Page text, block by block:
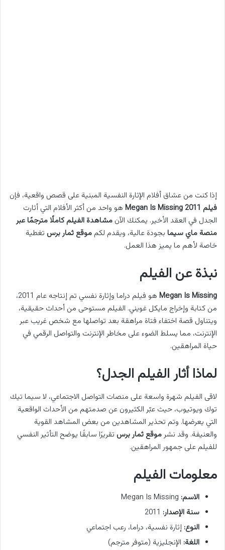
إذا كنت من عشاق أفلام الإثارة النفسية المبنية على قصص واقعية، فإن
فيلم Megan Is Missing 2011
هو واحد من أكثر الأفلام التي أثارت
الجدل في العقد الأخير. يمكنك الآن مشاهدة الفيلم كاملًا مترجمًا عبر
منصة ماي سيما بجودة عالية، ويقدم لكم موقع ثمار برس تغطية
خاصة لأهم ما يميز هذا العمل.
نبذة عن الفيلم
Megan Is Missing
هو فيلم دراما وإثارة نفسي تم إنتاجه عام 2011،
من كتابة وإخراج مايكل غويني. الفيلم مستوحى من أحداث حقيقية،
ويتناول قصة اختفاء فتاة مراهقة بعد تواصلها مع شخص غريب عبر
الإنترنت، مما يسلط الضوء على مخاطر الإنترنت والتواصل الرقمي في
حياة المراهقين.
لماذا أثار الفيلم الجدل؟
لاقى الفيلم شهرة واسعة على منصات التواصل الاجتماعي، لا سيما تيك
توك ويوتيوب، حيث عبّر الكثيرون عن صدمتهم من الأحداث الواقعية
التي يعرضها. وتم تحذير المشاهدين من بعض المشاهد القوية
والعنيفة. وقد نشرموقع ثمار برس تقريرًا سابقًا يوضح التأثير النفسي
للفيلم على جمهور المراهقين.
معلومات الفيلم
الاسم:
سنة الإصدار:
النوع: إثارة نفسية، دراما، رعب اجتماعي
اللغة: الإنجليزية (متوفر مترجم)